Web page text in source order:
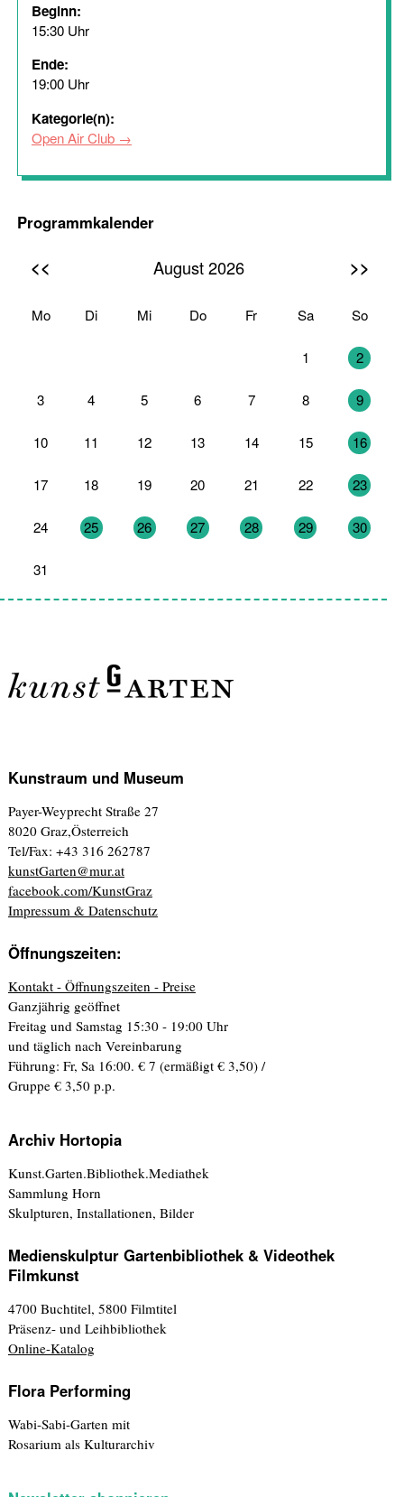
Beginn:
15:30 Uhr
Ende:
19:00 Uhr
Kategorie(n):
Open Air Club
Programmkalender
<< August 2026 >>
Mo Di Mi Do Fr Sa So
1 2
3 4 5 6 7 8 9
10 11 12 13 14 15 16
17 18 19 20 21 22 23
24 25 26 27 28 29 30
31
Kunstraum und Museum
Payer-Weyprecht Straße 27
8020 Graz,Österreich
Tel/Fax: +43 316 262787
kunstGarten@mur.at
facebook.com/KunstGraz
Impressum & Datenschutz
Öffnungszeiten:
Kontakt - Öffnungszeiten - Preise
Ganzjährig geöffnet
Freitag und Samstag 15:30 - 19:00 Uhr
und täglich nach Vereinbarung
Führung: Fr, Sa 16:00. € 7 (ermäßigt € 3,50) /
Gruppe € 3,50 p.p.
Archiv Hortopia
Kunst.Garten.Bibliothek.Mediathek
Sammlung Horn
Skulpturen, Installationen, Bilder
Medienskulptur Gartenbibliothek & Videothek
Filmkunst
4700 Buchtitel, 5800 Filmtitel
Präsenz- und Leihbibliothek
Online-Katalog
Flora Performing
Wabi-Sabi-Garten mit
Rosarium als Kulturarchiv